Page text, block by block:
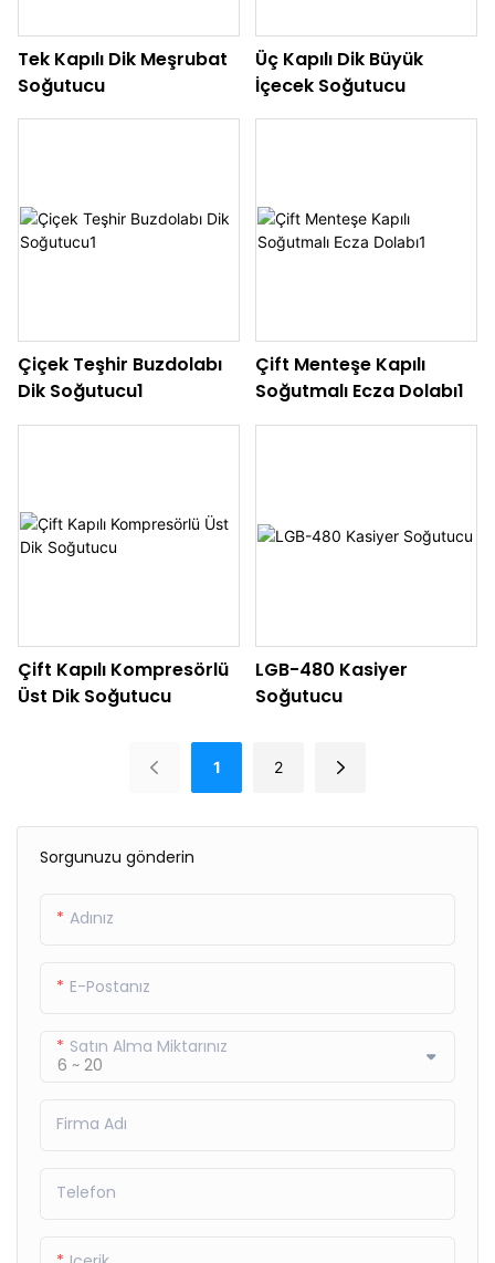
Sorgunuzu gönderin
Adınız
E-Postanız
Satın Alma Miktarınız
Firma Adı
Telefon
Tek Kapılı Dik Meşrubat
Soğutucu
Üç Kapılı Dik Büyük
İçecek Soğutucu
Çiçek Teşhir Buzdolabı
Dik Soğutucu1
Çift Menteşe Kapılı
Soğutmalı Ecza Dolabı1
Çift Kapılı Kompresörlü
Üst Dik Soğutucu
LGB-480 Kasiyer
Soğutucu
1 2